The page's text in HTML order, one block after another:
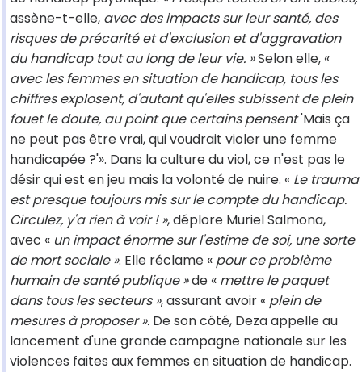
assène-t-elle, avec des impacts sur leur santé, des
risques de précarité et d'exclusion et d'aggravation
du handicap tout au long de leur vie. »Selon elle, «
avec les femmes en situation de handicap, tous les
chiffres explosent, d'autant qu'elles subissent de plein
fouet le doute, au point que certains pensent'Mais ça
ne peut pas être vrai, qui voudrait violer une femme
handicapée ?'». Dans la culture du viol, ce n'est pas le
désir qui est en jeu mais la volonté de nuire. « Le trauma
est presque toujours mis sur le compte du handicap.
Circulez, y'a rien à voir ! », déplore Muriel Salmona,
avec « un impact énorme sur l'estime de soi, une sorte
de mort sociale ». Elle réclame « pour ce problème
humain de santé publique »de « mettre le paquet
dans tous les secteurs », assurant avoir « plein de
mesures à proposer ». De son côté, Deza appelle au
lancement d'une grande campagne nationale sur les
violences faites aux femmes en situation de handicap.